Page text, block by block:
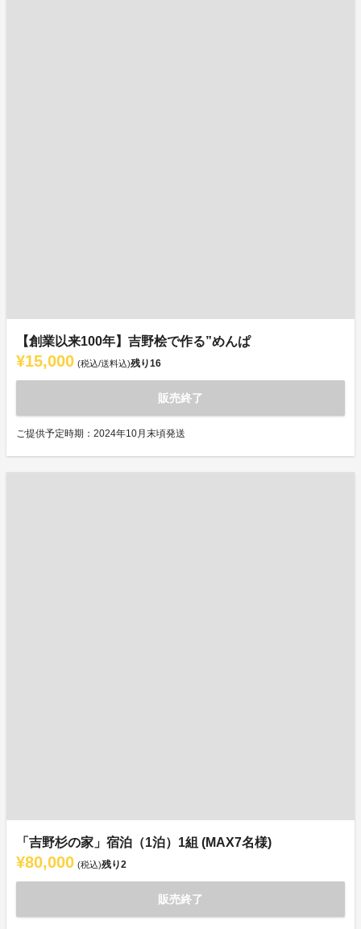
【創業以来100年】吉野桧で作る”めんぱ
¥15,000 (税込/送料込)残り16
販売終了
ご提供予定時期：2024年10月末頃発送
「吉野杉の家」宿泊（1泊）1組 (MAX7名様)
¥80,000 (税込)残り2
販売終了